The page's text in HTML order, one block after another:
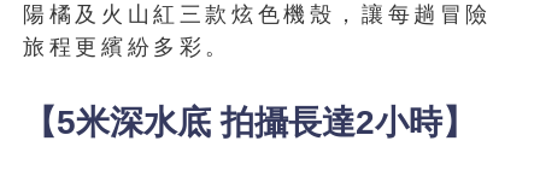
陽橘及火山紅三款炫色機殼，讓每趟冒險
旅程更繽紛多彩。
【5米深水底 拍攝長達2小時】